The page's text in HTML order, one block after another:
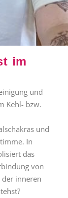
im
und
Kehl- bzw.
und
In
das
von
der inneren